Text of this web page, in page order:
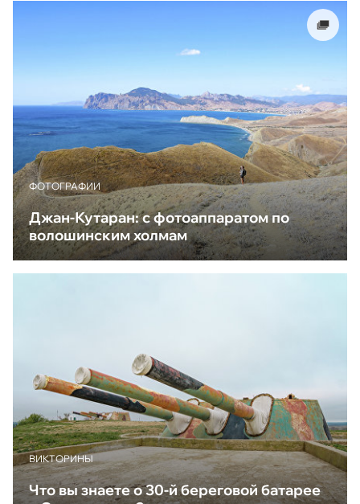
ФОТОГРАФИИ
Джан-Кутаран: с фотоаппаратом по
волошинским холмам
ВИКТОРИНЫ
Что вы знаете о 30-й береговой батарее